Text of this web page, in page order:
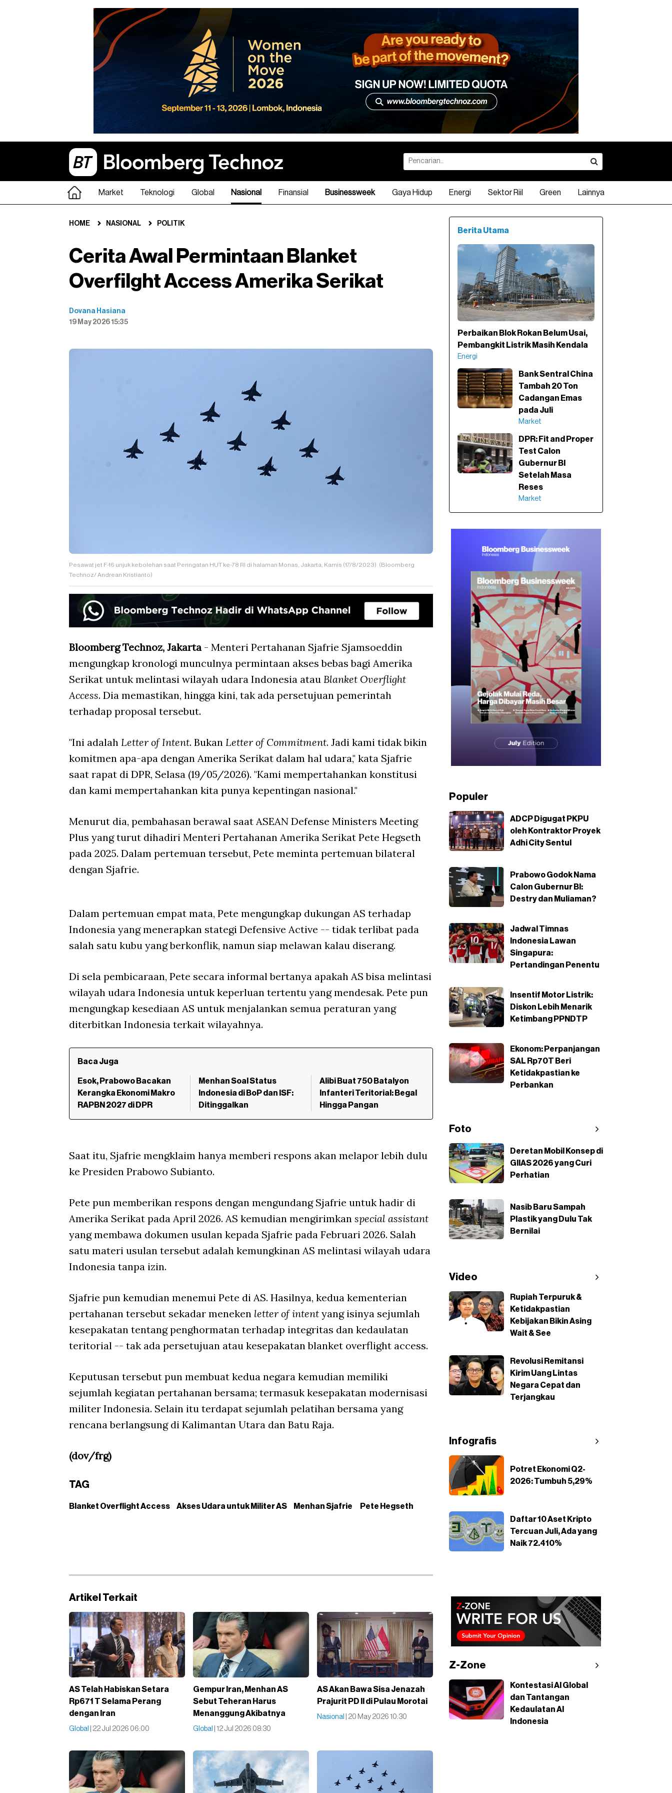
Market Teknologi Global Nasional Finansial Businessweek Gaya Hidup Energi Sektor Riil Green Lainnya
HOME NASIONAL POLITIK
Cerita Awal Permintaan Blanket
Overfilght Access Amerika Serikat
Dovana Hasiana
19 May 2026 15:35
Pesawat jet F-16 unjuk kebolehan saat Peringatan HUT ke-78 RI di halaman Monas, Jakarta, Kamis (17/8/2023). (Bloomberg
Technoz/ Andrean Kristianto)
Bloomberg Technoz, Jakarta- Menteri Pertahanan Sjafrie Sjamsoeddin
mengungkap kronologi munculnya permintaan akses bebas bagi Amerika
Serikat untuk melintasi wilayah udara Indonesia atau Blanket Overflight
Access. Dia memastikan, hingga kini, tak ada persetujuan pemerintah
terhadap proposal tersebut.
"Ini adalah Letter of Intent. Bukan Letter of Commitment. Jadi kami tidak bikin
komitmen apa-apa dengan Amerika Serikat dalam hal udara," kata Sjafrie
saat rapat di DPR, Selasa (19/05/2026). "Kami mempertahankan konstitusi
dan kami mempertahankan kita punya kepentingan nasional."
Menurut dia, pembahasan berawal saat ASEAN Defense Ministers Meeting
Plus yang turut dihadiri Menteri Pertahanan Amerika Serikat Pete Hegseth
pada 2025. Dalam pertemuan tersebut, Pete meminta pertemuan bilateral
dengan Sjafrie.
Dalam pertemuan empat mata, Pete mengungkap dukungan AS terhadap
Indonesia yang menerapkan stategi Defensive Active -- tidak terlibat pada
salah satu kubu yang berkonflik, namun siap melawan kalau diserang.
Di sela pembicaraan, Pete secara informal bertanya apakah AS bisa melintasi
wilayah udara Indonesia untuk keperluan tertentu yang mendesak. Pete pun
mengungkap kesediaan AS untuk menjalankan semua peraturan yang
diterbitkan Indonesia terkait wilayahnya.
Baca Juga
Esok, Prabowo Bacakan
Kerangka Ekonomi Makro
RAPBN 2027 di DPR
Menhan Soal Status
Indonesia di BoP dan ISF:
Ditinggalkan
Alibi Buat 750 Batalyon
Infanteri Teritorial: Begal
Hingga Pangan
Saat itu, Sjafrie mengklaim hanya memberi respons akan melapor lebih dulu
ke Presiden Prabowo Subianto.
Pete pun memberikan respons dengan mengundang Sjafrie untuk hadir di
Amerika Serikat pada April 2026. AS kemudian mengirimkan special assistant
yang membawa dokumen usulan kepada Sjafrie pada Februari 2026. Salah
satu materi usulan tersebut adalah kemungkinan AS melintasi wilayah udara
Indonesia tanpa izin.
Sjafrie pun kemudian menemui Pete di AS. Hasilnya, kedua kementerian
pertahanan tersebut sekadar meneken letter of intent yang isinya sejumlah
kesepakatan tentang penghormatan terhadap integritas dan kedaulatan
teritorial -- tak ada persetujuan atau kesepakatan blanket overflight access.
Keputusan tersebut pun membuat kedua negara kemudian memiliki
sejumlah kegiatan pertahanan bersama; termasuk kesepakatan modernisasi
militer Indonesia. Selain itu terdapat sejumlah pelatihan bersama yang
rencana berlangsung di Kalimantan Utara dan Batu Raja.
(dov/frg)
TAG
Blanket Overflight Access Akses Udara untuk Militer AS Menhan Sjafrie Pete Hegseth
Artikel Terkait
AS Telah Habiskan Setara
Rp671 T Selama Perang
dengan Iran
Global | 22 Jul 2026 06:00
Gempur Iran, Menhan AS
Sebut Teheran Harus
Menanggung Akibatnya
Global | 12 Jul 2026 08:30
AS Akan Bawa Sisa Jenazah
Prajurit PD II di Pulau Morotai
Nasional | 20 May 2026 10:30
Berita Utama
Perbaikan Blok Rokan Belum Usai,
Pembangkit Listrik Masih Kendala
Energi
Bank Sentral China
Tambah 20 Ton
Cadangan Emas
pada Juli
Market
DPR: Fit and Proper
Test Calon
Gubernur BI
Setelah Masa
Reses
Market
Populer
ADCP Digugat PKPU
oleh Kontraktor Proyek
Adhi City Sentul
Prabowo Godok Nama
Calon Gubernur BI:
Destry dan Muliaman?
Jadwal Timnas
Indonesia Lawan
Singapura:
Pertandingan Penentu
Insentif Motor Listrik:
Diskon Lebih Menarik
Ketimbang PPNDTP
Ekonom: Perpanjangan
SAL Rp70T Beri
Ketidakpastian ke
Perbankan
Foto
Deretan Mobil Konsep di
GIIAS 2026 yang Curi
Perhatian
Nasib Baru Sampah
Plastik yang Dulu Tak
Bernilai
Video
Rupiah Terpuruk &
Ketidakpastian
Kebijakan Bikin Asing
Wait & See
Revolusi Remitansi
Kirim Uang Lintas
Negara Cepat dan
Terjangkau
Infografis
Potret Ekonomi Q2-
2026: Tumbuh 5,29%
Daftar 10 Aset Kripto
Tercuan Juli, Ada yang
Naik 72.410%
Z-Zone
Kontestasi AI Global
dan Tantangan
Kedaulatan AI
Indonesia